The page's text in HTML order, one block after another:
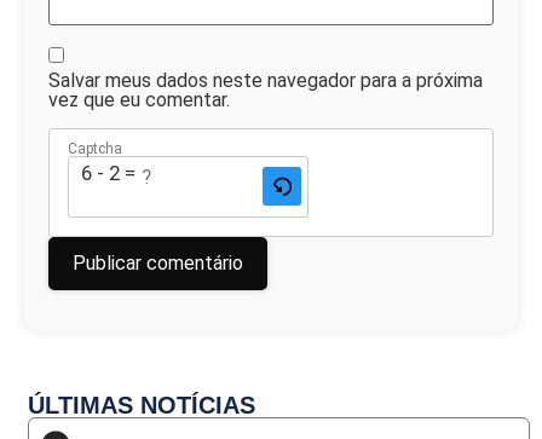
Salvar meus dados neste navegador para a próxima
vez que eu comentar.
Captcha
6 - 2 = ?
ÚLTIMAS NOTÍCIAS